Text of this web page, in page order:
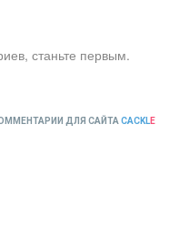
станьте первым.
ДЛЯ САЙТА CACKLE